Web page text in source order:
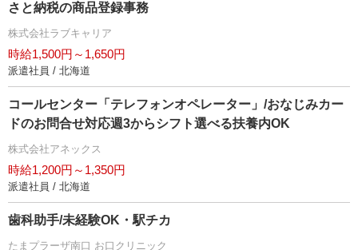
さと納税の商品登録事務
株式会社ラブキャリア
時給1,500円～1,650円
派遣社員 / 北海道
コールセンター「テレフォンオペレーター」/おなじみカー
ドのお問合せ対応週3からシフト選べる扶養内OK
株式会社アネックス
時給1,200円～1,350円
派遣社員 / 北海道
歯科助手/未経験OK・駅チカ
たまプラーザ南口 お口クリニック